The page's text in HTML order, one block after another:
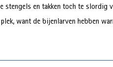
en takken toch te slordig
want de bijenlarven hebben